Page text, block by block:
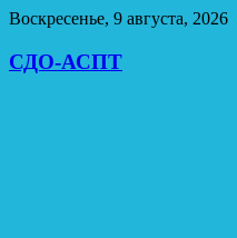
Перейти
содержимому
Воскресенье, 9 августа, 2026
СДО-АСПТ